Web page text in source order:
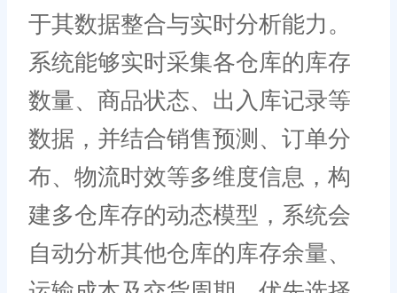
于其数据整合与实时分析能力。
系统能够实时采集各仓库的库存
数量、商品状态、出入库记录等
数据，并结合销售预测、订单分
布、物流时效等多维度信息，构
建多仓库存的动态模型，系统会
自动分析其他仓库的库存余量、